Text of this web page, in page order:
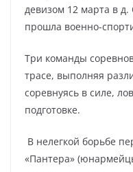
девизом 12 марта в д.
прошла военно-
Три команды
трасе, выполняя
соревнуясь в силе,
подготовке.
В нелегкой борьбе
«Пантера»